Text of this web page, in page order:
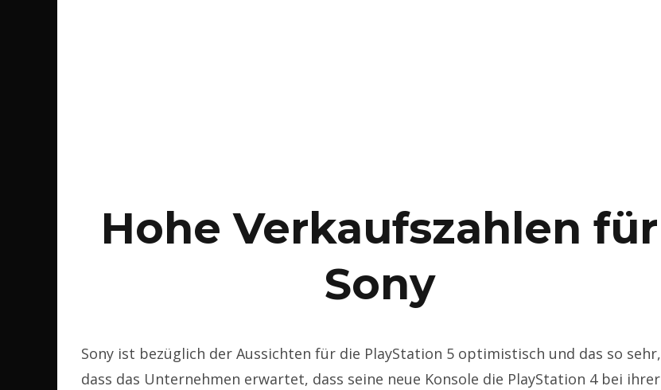
Hohe Verkaufszahlen für
Sony
Sony ist bezüglich der Aussichten für die PlayStation 5 optimistisch und das so sehr,
dass das Unternehmen erwartet, dass seine neue Konsole die PlayStation 4 bei ihrer